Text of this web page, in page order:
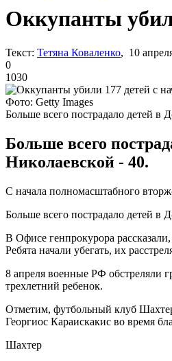
Оккупанты
Текст: Тетяна Коваленко, 10
0
1030
Фото: Getty Images
Больше всего пострадало детей в
Больше всего
Николаевской - 40.
С начала полномасштабного
Больше всего пострадало детей в
В Офисе генпрокурора
Ребята начали убегать, их
8 апреля военные РФ обстреляли
трехлетний ребенок.
Отметим, футбольный клуб
Георгиос Караискакис во время
Шахтер